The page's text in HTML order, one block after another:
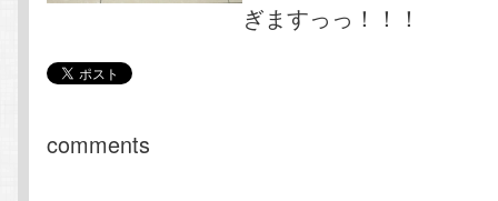
ぎますっっ！！！
comments